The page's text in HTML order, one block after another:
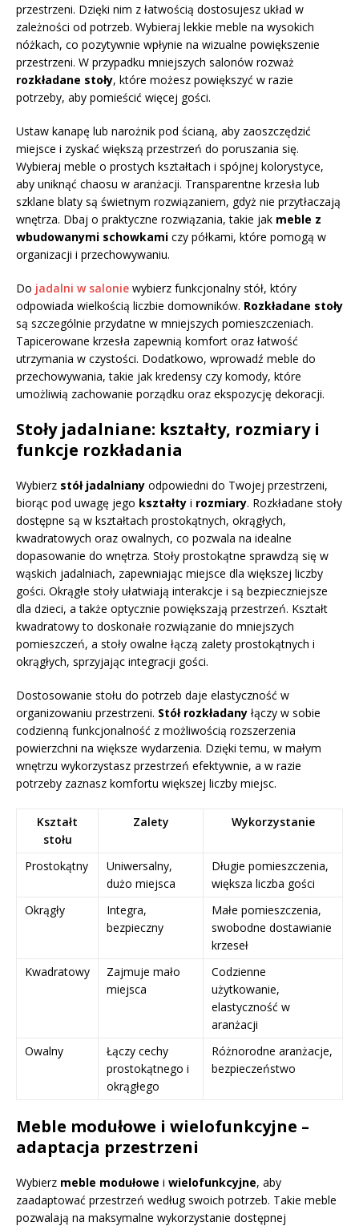
przestrzeni. Dzięki nim z łatwością dostosujesz układ w
zależności od potrzeb. Wybieraj lekkie meble na wysokich
nóżkach, co pozytywnie wpłynie na wizualne powiększenie
przestrzeni. W przypadku mniejszych salonów rozważ
rozkładane stoły, które możesz powiększyć w razie
potrzeby, aby pomieścić więcej gości.
Ustaw kanapę lub narożnik pod ścianą, aby zaoszczędzić
miejsce i zyskać większą przestrzeń do poruszania się.
Wybieraj meble o prostych kształtach i spójnej kolorystyce,
aby uniknąć chaosu w aranżacji. Transparentne krzesła lub
szklane blaty są świetnym rozwiązaniem, gdyż nie przytłaczają
wnętrza. Dbaj o praktyczne rozwiązania, takie jak meble z
wbudowanymi schowkami czy półkami, które pomogą w
organizacji i przechowywaniu.
Do jadalni w salonie wybierz funkcjonalny stół, który
odpowiada wielkością liczbie domowników. Rozkładane stoły
są szczególnie przydatne w mniejszych pomieszczeniach.
Tapicerowane krzesła zapewnią komfort oraz łatwość
utrzymania w czystości. Dodatkowo, wprowadź meble do
przechowywania, takie jak kredensy czy komody, które
umożliwią zachowanie porządku oraz ekspozycję dekoracji.
Stoły jadalniane: kształty, rozmiary i
funkcje rozkładania
Wybierz stół jadalniany odpowiedni do Twojej przestrzeni,
biorąc pod uwagę jego kształty i rozmiary. Rozkładane stoły
dostępne są w kształtach prostokątnych, okrągłych,
kwadratowych oraz owalnych, co pozwala na idealne
dopasowanie do wnętrza. Stoły prostokątne sprawdzą się w
wąskich jadalniach, zapewniając miejsce dla większej liczby
gości. Okrągłe stoły ułatwiają interakcje i są bezpieczniejsze
dla dzieci, a także optycznie powiększają przestrzeń. Kształt
kwadratowy to doskonałe rozwiązanie do mniejszych
pomieszczeń, a stoły owalne łączą zalety prostokątnych i
okrągłych, sprzyjając integracji gości.
Dostosowanie stołu do potrzeb daje elastyczność w
organizowaniu przestrzeni. Stół rozkładany łączy w sobie
codzienną funkcjonalność z możliwością rozszerzenia
powierzchni na większe wydarzenia. Dzięki temu, w małym
wnętrzu wykorzystasz przestrzeń efektywnie, a w razie
potrzeby zaznasz komfortu większej liczby miejsc.
Kształt
stołu
Zalety Wykorzystanie
Prostokątny
Uniwersalny,
dużo miejsca
Długie pomieszczenia,
większa liczba gości
Okrągły
Integra,
bezpieczny
Małe pomieszczenia,
swobodne dostawianie
krzeseł
Kwadratowy
Zajmuje mało
miejsca
Codzienne
użytkowanie,
elastyczność w
aranżacji
Owalny
Łączy cechy
prostokątnego i
okrągłego
Różnorodne aranżacje,
bezpieczeństwo
Meble modułowe i wielofunkcyjne –
adaptacja przestrzeni
Wybierz meble modułowe i wielofunkcyjne, aby
zaadaptować przestrzeń według swoich potrzeb. Takie meble
pozwalają na maksymalne wykorzystanie dostępnej